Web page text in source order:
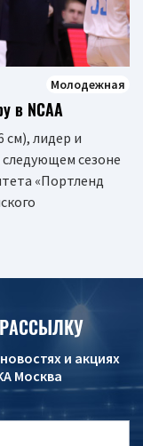
Молодежная
в NCAA
см), лидер и
сезоне
«Портленд
и акциях
Москва